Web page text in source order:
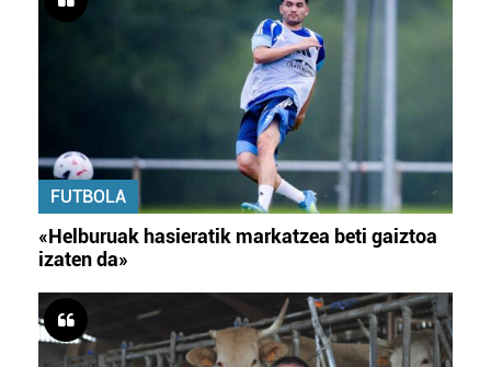
FUTBOLA
«Helburuak hasieratik markatzea beti gaiztoa
izaten da»